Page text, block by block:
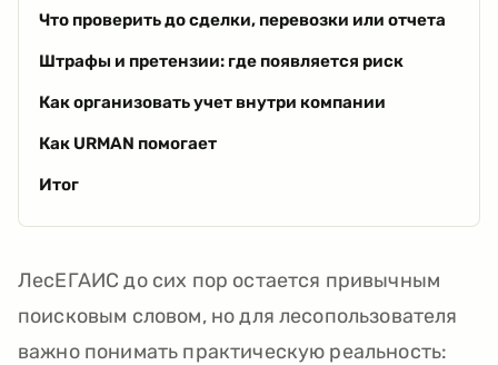
Что проверить до сделки, перевозки или отчета
Штрафы и претензии: где появляется риск
Как организовать учет внутри компании
Как URMAN помогает
Итог
ЛесЕГАИС до сих пор остается привычным
поисковым словом, но для лесопользователя
важно понимать практическую реальность: